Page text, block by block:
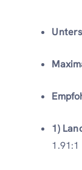
1)
1.91:1